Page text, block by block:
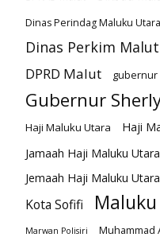
Dinas Perindag Maluku Utara
Dinas Perkim Malut
DPRD Malut gubernur
Gubernur
Haji Maluku Utara Haji
Jamaah Haji Maluku
Jemaah Haji Maluku
Kota Sofifi
Marwan Polisiri Muhammad